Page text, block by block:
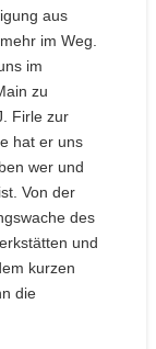
aus
im Weg.
im
zu
Firle zur
hat er uns
wer und
Von der
des
und
kurzen
die